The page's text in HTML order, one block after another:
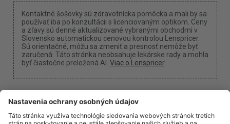
Kontaktné šošovky sú zdravotnícka pomôcka a mali by sa
používať iba po konzultácii s licenciovaným optikom. Ceny
a zľavy sú denné aktualizované vybranými obchodmi v
Slovensko automatickou cenovou kontrolou Lenspricer.
Sú orientačné, môžu sa zmeniť a presnosť nemôže byť
zaručená. Táto stránka neobsahuje lekárske rady a mohla
byť čiastočne preložená AI. Viac o Lenspricer.